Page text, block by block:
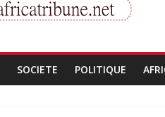
SOCIETE POLITIQUE